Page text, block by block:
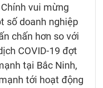
vui mừng
số doanh nghiệp
chấn hơn so với
COVID-19 đợt
tại Bắc Ninh,
tới hoạt động